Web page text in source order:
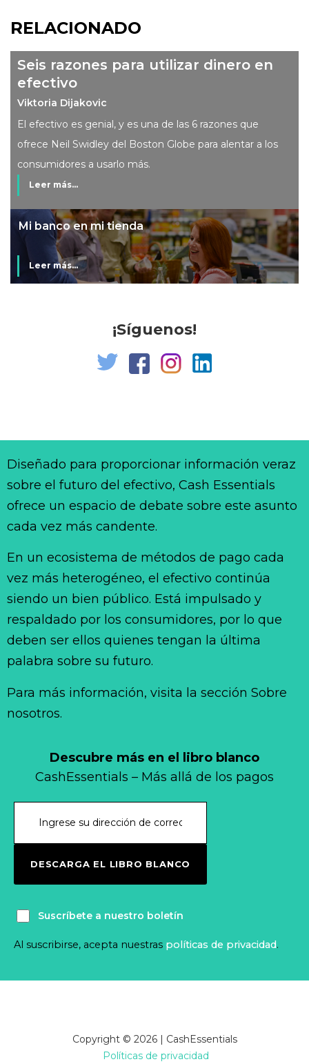
RELACIONADO
Seis razones para utilizar dinero en
efectivo
Viktoria Dijakovic
El efectivo es genial, y es una de las 6 razones que
ofrece Neil Swidley del Boston Globe para alentar a los
consumidores a usarlo más.
Leer más...
Mi banco en mi tienda
Leer más...
¡Síguenos!
Descubre más en el libro blanco
CashEssentials – Más allá de los pagos
DESCARGA EL LIBRO BLANCO
Suscríbete a nuestro boletín
Al suscribirse, acepta nuestras políticas de privacidad.
Diseñado para proporcionar información veraz
sobre el futuro del efectivo, Cash Essentials
ofrece un espacio de debate sobre este asunto
cada vez más candente.
En un ecosistema de métodos de pago cada
vez más heterogéneo, el efectivo continúa
siendo un bien público. Está impulsado y
respaldado por los consumidores, por lo que
deben ser ellos quienes tengan la última
palabra sobre su futuro.
Para más información, visita la sección Sobre
nosotros.
Copyright © 2026 | CashEssentials
Políticas de privacidad